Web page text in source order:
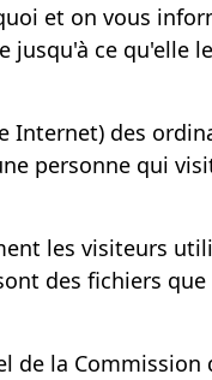
et on vous
ce qu'elle
des
personne qui
les visiteurs
des fichiers
de la